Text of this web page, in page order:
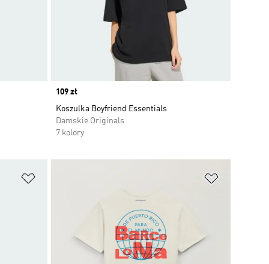
Price
109 zł
Koszulka Boyfriend Essentials
Damskie Originals
7 kolory